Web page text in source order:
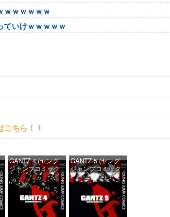
ｗｗｗｗｗｗ
ていけｗｗｗｗｗ
ちら！！
GANTZ 4 (ヤング
ジャンプコミック
スDIGITAL)
価格：¥100
GANTZ 5 (ヤング
ジャンプコミック
スDIGITAL)
価格：¥100